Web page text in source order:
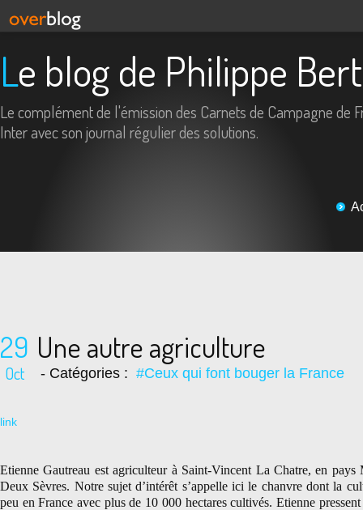
Le blog de Philippe
Le complément de l'émission des Carnets de Campagne de
Inter avec son journal régulier des solutions.
29
Oct
Une autre agriculture
- Catégories : #Ceux qui font bouger la France
link
Etienne Gautreau est agriculteur à Saint-Vincent La Chatre, en pays
Deux Sèvres. Notre sujet d’intérêt s’appelle ici le chanvre dont la
peu en France avec plus de 10 000 hectares cultivés. Etienne